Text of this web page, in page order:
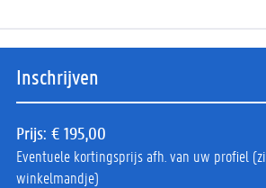
Inschrijven
Prijs € 195,00
Eventuele kortingsprijs afh. van uw profiel
winkelmandje)